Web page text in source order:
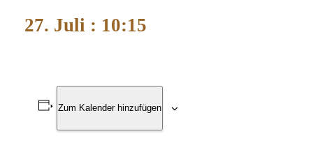
27. Juli : 10:15
Zum Kalender hinzufügen